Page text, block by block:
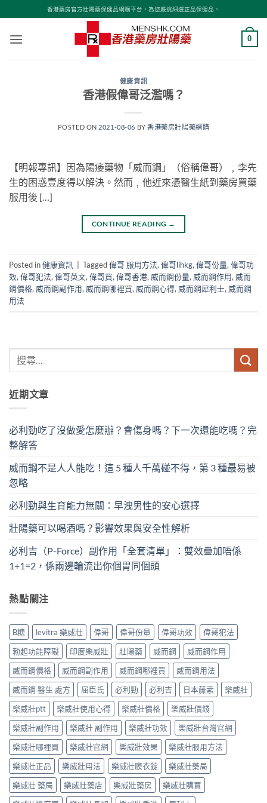
to
content
香港藥房官方壯陽藥保健品網購平台，為您嚴挑細選正品保健品。
0
健康資訊
香港假偉哥泛濫嗎？
POSTED ON 2021-08-06 BY香港藥房壯陽藥網購
【明報專訊】因為陽痿藥物「威而鋼」（俗稱偉哥）﹐李先
生的困惑壹度得以解決。然而﹐他近來憑醫生紙到藥房買藥
服用後 […]
CONTINUE READING →
Posted in健康資訊 Tagged偉哥 服用方法, 偉哥lihkg, 偉哥份量, 偉哥功
效, 偉哥犯法, 偉哥英文, 偉哥買, 偉哥香港, 威而鋼份量, 威而鋼作用, 威而
鋼價格, 威而鋼副作用, 威而鋼哪裡買, 威而鋼心得, 威而鋼犀利士, 威而鋼
用法
近期文章
必利勁吃了沒做愛怎麼辦？會傷身嗎？下一次還能吃嗎？完
整解答
威而鋼不是人人能吃！這 5 種人千萬碰不得，第 3 種最易被
忽略
必利勁與生育能力無關：早洩男性的安心選擇
壯陽藥可以喝酒嗎？影響效果與安全性解析
必利吉（P-Force）副作用「全套清單」：雙效疊加唔係
1+1=2，係兩邊輪流出你個胃同個頭
熱點關注
B糖 levitra 樂威壯 偉哥 偉哥份量 偉哥功效
偉哥犯法
勃起功能障礙
印度樂威壯 壯陽藥 威而鋼
威而鋼作用
威而鋼價格
威而鋼副作用 威而鋼哪裡買
威而鋼用法
威而鋼 醫生 處方
屈臣氏 必利勁 必利吉 日本藤素
樂威壯
樂威壯ptt
樂威壯使用心得 樂威壯價格
樂威壯價錢
樂威壯副作用
樂威壯 副作用 樂威壯功效
樂威壯台灣官網
樂威壯哪裡買
樂威壯官網 樂威壯效果
樂威壯服用方法
樂威壯正品
樂威壯用法 樂威壯膜衣錠
樂威壯藥局
樂威壯 藥局
樂威壯藥店 樂威壯藥房
樂威壯購買